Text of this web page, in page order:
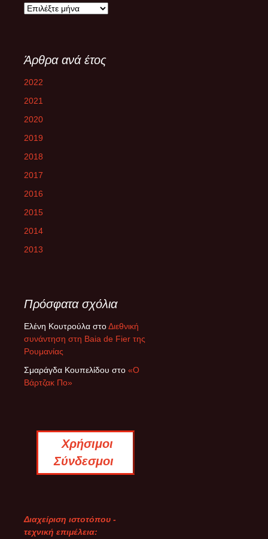
Άρθρα
Άρθρα ανά έτος
2022
2021
2020
2019
2018
2017
2016
2015
2014
2013
Πρόσφατα σχόλια
Ελένη Κουτρούλα στοΔιεθνική
συνάντηση στη Baia de Fier της
Ρουμανίας
Σμαράγδα Κουπελίδου στο «Ο
Βάρτζακ Πο»
Χρήσιμοι
Σύνδεσμοι
Διαχείριση ιστοτόπου -
τεχνική επιμέλεια: